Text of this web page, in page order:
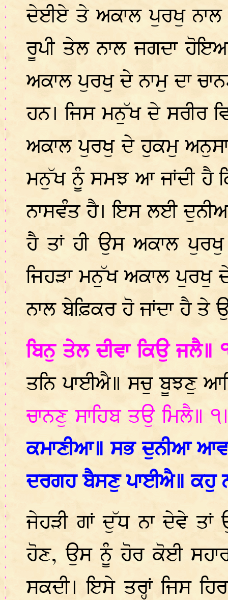
ਦੇਈਏ ਤੇ ਅਕਾਲ ਪੁਰਖੁ ਨਾਲ
ਰੂਪੀ ਤੇਲ ਨਾਲ ਜਗਦਾ ਹੋਇਆ
ਅਕਾਲ ਪੁਰਖੁ ਦੇ ਨਾਮੁ ਦਾ
ਹਨ। ਜਿਸ ਮਨੁੱਖ ਦੇ ਸਰੀਰ
ਅਕਾਲ ਪੁਰਖੁ ਦੇ ਹੁਕਮੁ
ਮਨੁੱਖ ਨੂੰ ਸਮਝ ਆ ਜਾਂਦੀ ਹੈ
ਨਾਸਵੰਤ ਹੈ। ਇਸ ਲਈ ਦੁਨੀਆਂ
ਹੈ ਤਾਂ ਹੀ ਉਸ ਅਕਾਲ
ਜਿਹੜਾ ਮਨੁੱਖ ਅਕਾਲ ਪੁਰਖੁ
ਨਾਲ ਬੇਫ਼ਿਕਰ ਹੋ ਜਾਂਦਾ ਹੈ ਤੇ
ਬਿਨੁ ਤੇਲ ਦੀਵਾ ਕਿਉ ਜਲੈ॥
ਤਨਿ ਪਾਈਐ॥ ਸਚੁ ਬੂਝਣੁ
ਚਾਨਣੁ ਸਾਹਿਬ ਤਉ ਮਿਲੈ॥ ੧
ਕਮਾਣੀਆ॥ ਸਭ ਦੁਨੀਆ
ਦਰਗਹ ਬੈਸਣੁ ਪਾਈਐ॥ ਕਹੁ
ਜੇਹੜੀ ਗਾਂ ਦੁੱਧ ਨਾ ਦੇਵੇ ਤਾਂ
ਹੋਣ, ਉਸ ਨੂੰ ਹੋਰ ਕੋਈ ਸਹਾਰਾ
ਸਕਦੀ। ਇਸੇ ਤਰ੍ਹਾਂ ਜਿਸ